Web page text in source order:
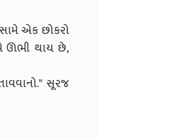
એક છોકરો
ઊભી થાય છે,
સૂરજ